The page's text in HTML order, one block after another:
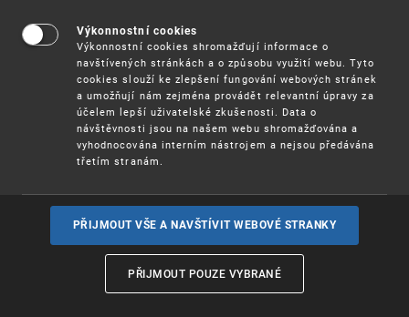
Užitnévzory
Ochrannéznámky
Označení původua zeměpisná
Výkonnostní cookies
Výkonnostní cookies shromažďují informace o
navštívených stránkách a o způsobu využití webu. Tyto
cookies slouží ke zlepšení fungování webových stránek
a umožňují nám zejména provádět relevantní úpravy za
účelem lepší uživatelské zkušenosti. Data o
návštěvnosti jsou na našem webu shromažďována a
vyhodnocována interním nástrojem a nejsou předávána
třetím stranám.
PŘIJMOUT VŠE A NAVŠTÍVIT WEBOVÉ STRANKY
PŘIJMOUT POUZE VYBRANÉ